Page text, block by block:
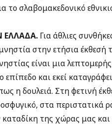
το σλαβομακεδονικό
ΕΛΛΑΔΑ.Για άθλιες
στην ετήσια έκθεσή
είναι μια
και εκεί
η δουλειά. Στη φετινή
στα περιστατικά
της χώρας μας